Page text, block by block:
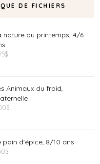
DE FICHIERS
nature au printemps, 4/6
$
Animaux du froid,
$
pain d'épice, 8/10 ans
$